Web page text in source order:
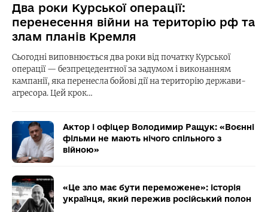
Два роки Курської операції:
перенесення війни на територію рф та
злам планів Кремля
Сьогодні виповнюється два роки від початку Курської
операції — безпрецедентної за задумом і виконанням
кампанії, яка перенесла бойові дії на територію держави-
агресора. Цей крок…
Актор і офіцер Володимир Ращук: «Воєнні
фільми не мають нічого спільного з
війною»
«Це зло має бути переможене»: історія
українця, який пережив російський полон